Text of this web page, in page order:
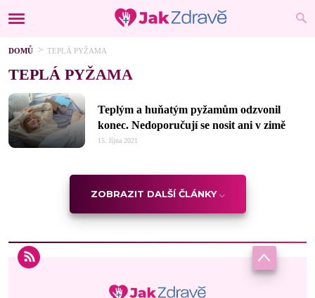
DOMŮ TEPLÁ PYŽAMA
TEPLÁ PYŽAMA
Teplým a huňatým pyžamům odzvonil
konec. Nedoporučují se nosit ani v zimě
15. října 2021
ZOBRAZIT DALŠÍ ČLÁNKY